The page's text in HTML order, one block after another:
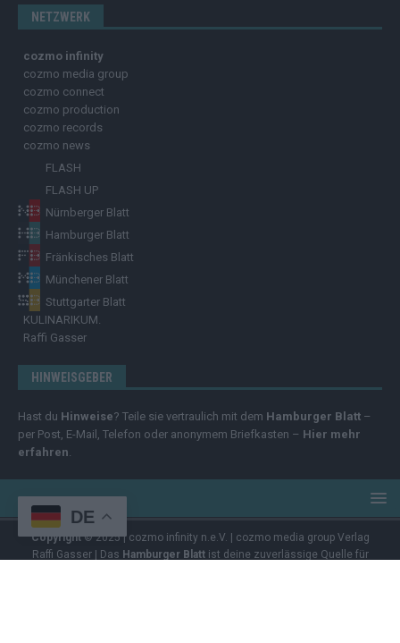
NETZWERK
cozmo infinity
cozmo media group
cozmo connect
cozmo production
cozmo records
cozmo news
FLASH
FLASH UP
Nürnberger Blatt
Hamburger Blatt
Fränkisches Blatt
Münchener Blatt
Stuttgarter Blatt
KULINARIKUM.
Raffi Gasser
HINWEISGEBER
Hast du Hinweise? Teile sie vertraulich mit dem Hamburger Blatt –
per Post, E-Mail, Telefon oder anonymem Briefkasten – Hier mehr
erfahren.
Copyright© 2025 | cozmo infinity n.e.V. | cozmo media group Verlag
Raffi Gasser | Das Hamburger Blattist deine zuverlässige Quelle für
DE